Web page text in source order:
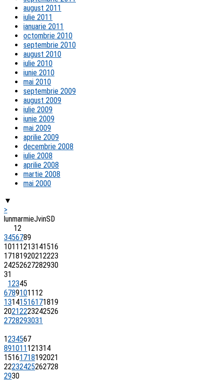
august 2011
iulie 2011
ianuarie 2011
octombrie 2010
septembrie 2010
august 2010
iulie 2010
iunie 2010
mai 2010
septembrie 2009
august 2009
iulie 2009
iunie 2009
mai 2009
aprilie 2009
decembrie 2008
iulie 2008
aprilie 2008
martie 2008
mai 2000
▼
>
lunmarmieJvinSD
12
3456789
10111213141516
17181920212223
24252627282930
31
12345
6789101112
13141516171819
20212223242526
2728293031
1234567
891011121314
15161718192021
22232425262728
2930